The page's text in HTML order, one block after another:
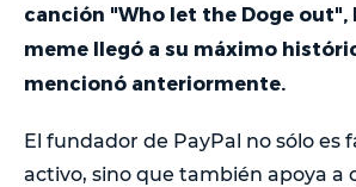
canción "Who let the Doge out",
meme llegó a su máximo
mencionó anteriormente.
El fundador de PayPal no sólo es
activo, sino que también apoya a